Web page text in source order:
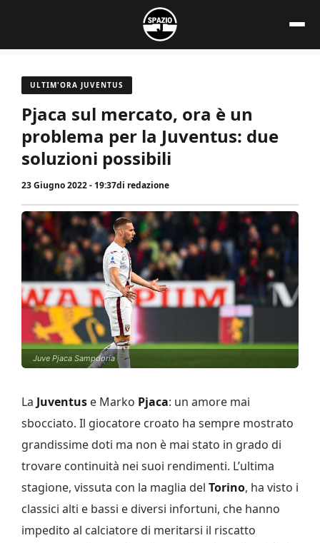
contenuto
ULTIM'ORA JUVENTUS
Pjaca sul mercato, ora è un
problema per la Juventus: due
soluzioni possibili
23 Giugno 2022 - 19:37di redazione
Juve Pjaca Sampdoria
La Juventus e Marko Pjaca: un amore mai
sbocciato. Il giocatore croato ha sempre mostrato
grandissime doti ma non è mai stato in grado di
trovare continuità nei suoi rendimenti. L’ultima
stagione, vissuta con la maglia del Torino, ha visto i
classici alti e bassi e diversi infortuni, che hanno
impedito al calciatore di meritarsi il riscatto